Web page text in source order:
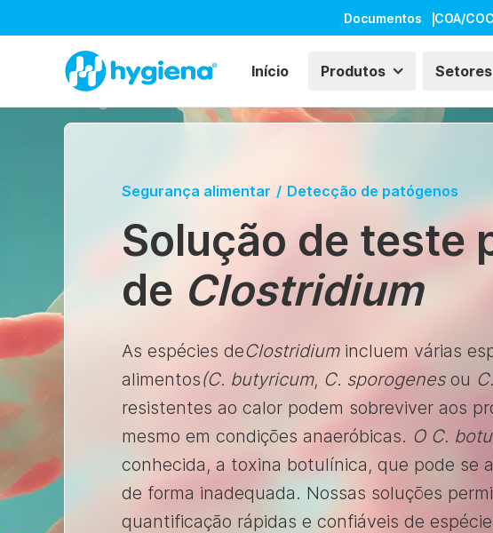
Documentos COA/COC
Início Produtos Setores
Segurança alimentar / Detecção de patógenos
Solução de teste
de Clostridium
As espécies deClostridiumincluem várias
alimentos(C. butyricum, C. sporogenesou
resistentes ao calor podem sobreviver aos
mesmo em condições anaeróbicas. O C.
conhecida, a toxina botulínica, que pode se
de forma inadequada. Nossas soluções
quantificação rápidas e confiáveis de